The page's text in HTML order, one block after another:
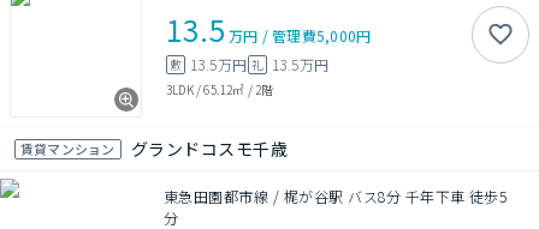
13.5 万円 /管理費5,000円
敷 13.5万円 礼 13.5万円
3LDK/65.12㎡ / 2階
賃貸マンション グランドコスモ千歳
東急田園都市線 / 梶が谷駅 バス8分 千年下車 徒歩5
分